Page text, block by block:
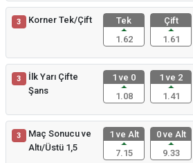
3 Korner Tek/Çift
Tek
1.62
Çift
1.61
3
İlk Yarı Çifte
Şans
1 ve 0
1.08
1 ve 2
1.41
3
Maç Sonucu ve
Altı/Üstü 1,5
1 ve Alt
7.15
0 ve Alt
9.33